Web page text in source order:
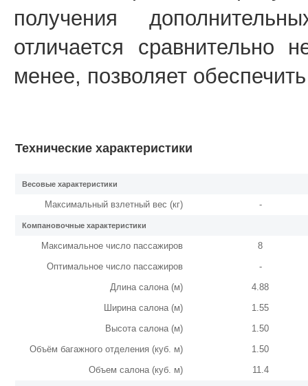
получения
отличается
менее, позволяет
Технические характеристики
Весовые характеристики
Максимальный взлетный вес (кг) -
Компановочные характеристики
Максимальное число пассажиров
8
Оптимальное число пассажиров
-
Длина салона (м)
4.88
Ширина салона (м)
1.55
Высота салона (м)
1.50
Объём багажного отделения (куб. м)
1.50
Объем салона (куб. м)
11.4